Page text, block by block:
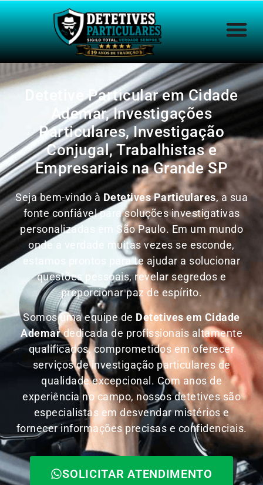
Detetive Particular em Cidade
Ademar, Investigações
Particulares, Investigação
Conjugal, Trabalhistas e
Empresariais na Grande SP
Seja bem-vindo à Detetives Particulares, a sua
fonte confiável para soluções investigativas
personalizadas em São Paulo. Em um mundo
onde a verdade muitas vezes se esconde,
estamos prontos para te ajudar a solucionar
questões pessoais, revelar segredos e
proporcionar paz de espírito.
Somos uma equipe de Detetives em Cidade
Ademardedicada de profissionais altamente
qualificados, comprometidos em oferecer
serviços de investigação particulares de
qualidade excepcional. Com anos de
experiência no campo, nossos detetives são
especialistas em desvendar mistérios e
fornecer informações precisas e confidenciais.
SOLICITAR ATENDIMENTO